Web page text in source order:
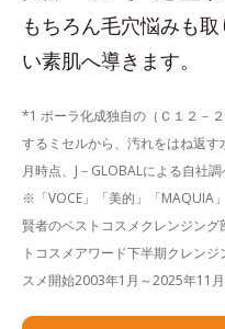
もちろん毛穴悩みも
い素肌へ導きます。
*1 ポーラ化成独自の（Ｃ１２－
するミセルから、汚れをはね返
月時点、J－GLOBALによる自社調
※「VOCE」「美的」「MAQUIA
賢者のベストコスメクレンジン
トコスメアワード下半期クレン
スメ開始2003年1月～2025年11